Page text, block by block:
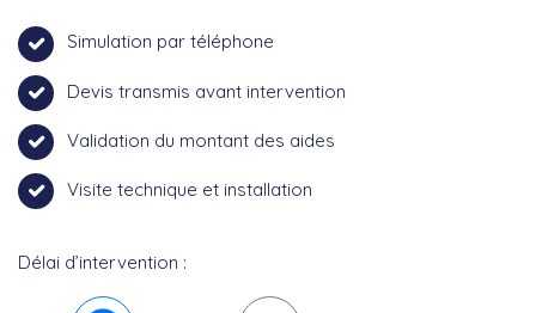
Simulation par téléphone
Devis transmis avant intervention
Validation du montant des aides
Visite technique et installation
Délai d’intervention :